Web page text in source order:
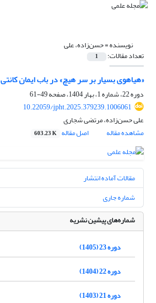
نویسنده =حسن‌زاده، علی
تعداد مقالات: 1
«هیاهوی بسیار بر سر هیچ» در باب ایمان کانتی
دوره 22، شماره 1، بهار 1404، صفحه
49-61
10.22059/jpht.2025.379239.1006061
علی حسن‌زاده، مرتضی شجاری
مشاهده مقاله
اصل مقاله 603.23 K
مقالات آماده انتشار
شماره جاری
شماره‌های پیشین نشریه
دوره 23 (1405)
دوره 22 (1404)
دوره 21 (1403)